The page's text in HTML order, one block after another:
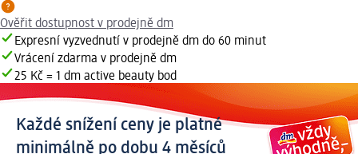
Ověřit dostupnost v prodejně dm
Expresní vyzvednutí v prodejně dm do 60 minut
Vrácení zdarma v prodejně dm
25 Kč = 1 dm active beauty bod
Každé snížení ceny je platné
minimálně po dobu 4 měsíců